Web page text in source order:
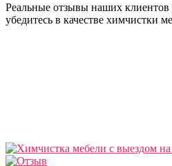
Реальные отзывы наших
убедитесь в качестве химчистки